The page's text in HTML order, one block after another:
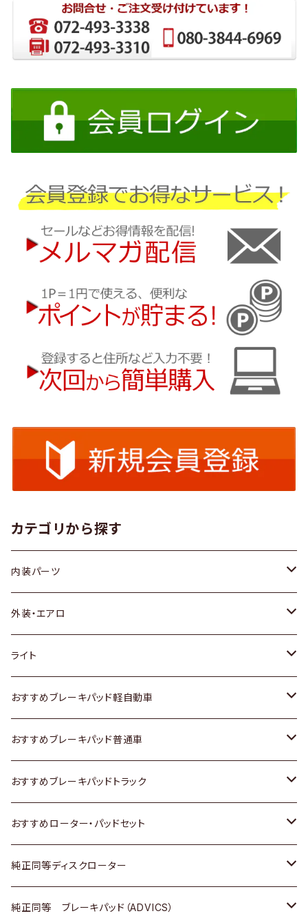
カテゴリから探す
内装パーツ
トヨタ
ホンダ
スズキ
日産
いすゞ
ダイハツ
マツダ
三菱
外装・エアロ
トヨタ
ホンダ
スズキ
日産
いすゞ
ダイハツ
マツダ
ライト
トヨタ
スズキ
日産
いすゞ
ダイハツ
三菱
おすすめブレーキパッド軽自動車
トヨタ
ホンダ
スズキ
日産
ダイハツ
おすすめブレーキパッド普通車
トヨタ
ホンダ
スズキ
日産
おすすめブレーキパッドトラック
トヨタ
日産
いすゞ
おすすめローター・パッドセット
トヨタ
ホンダ
純正同等ディスクローター
トヨタ
純正同等 ブレーキパッド（ADVICS）